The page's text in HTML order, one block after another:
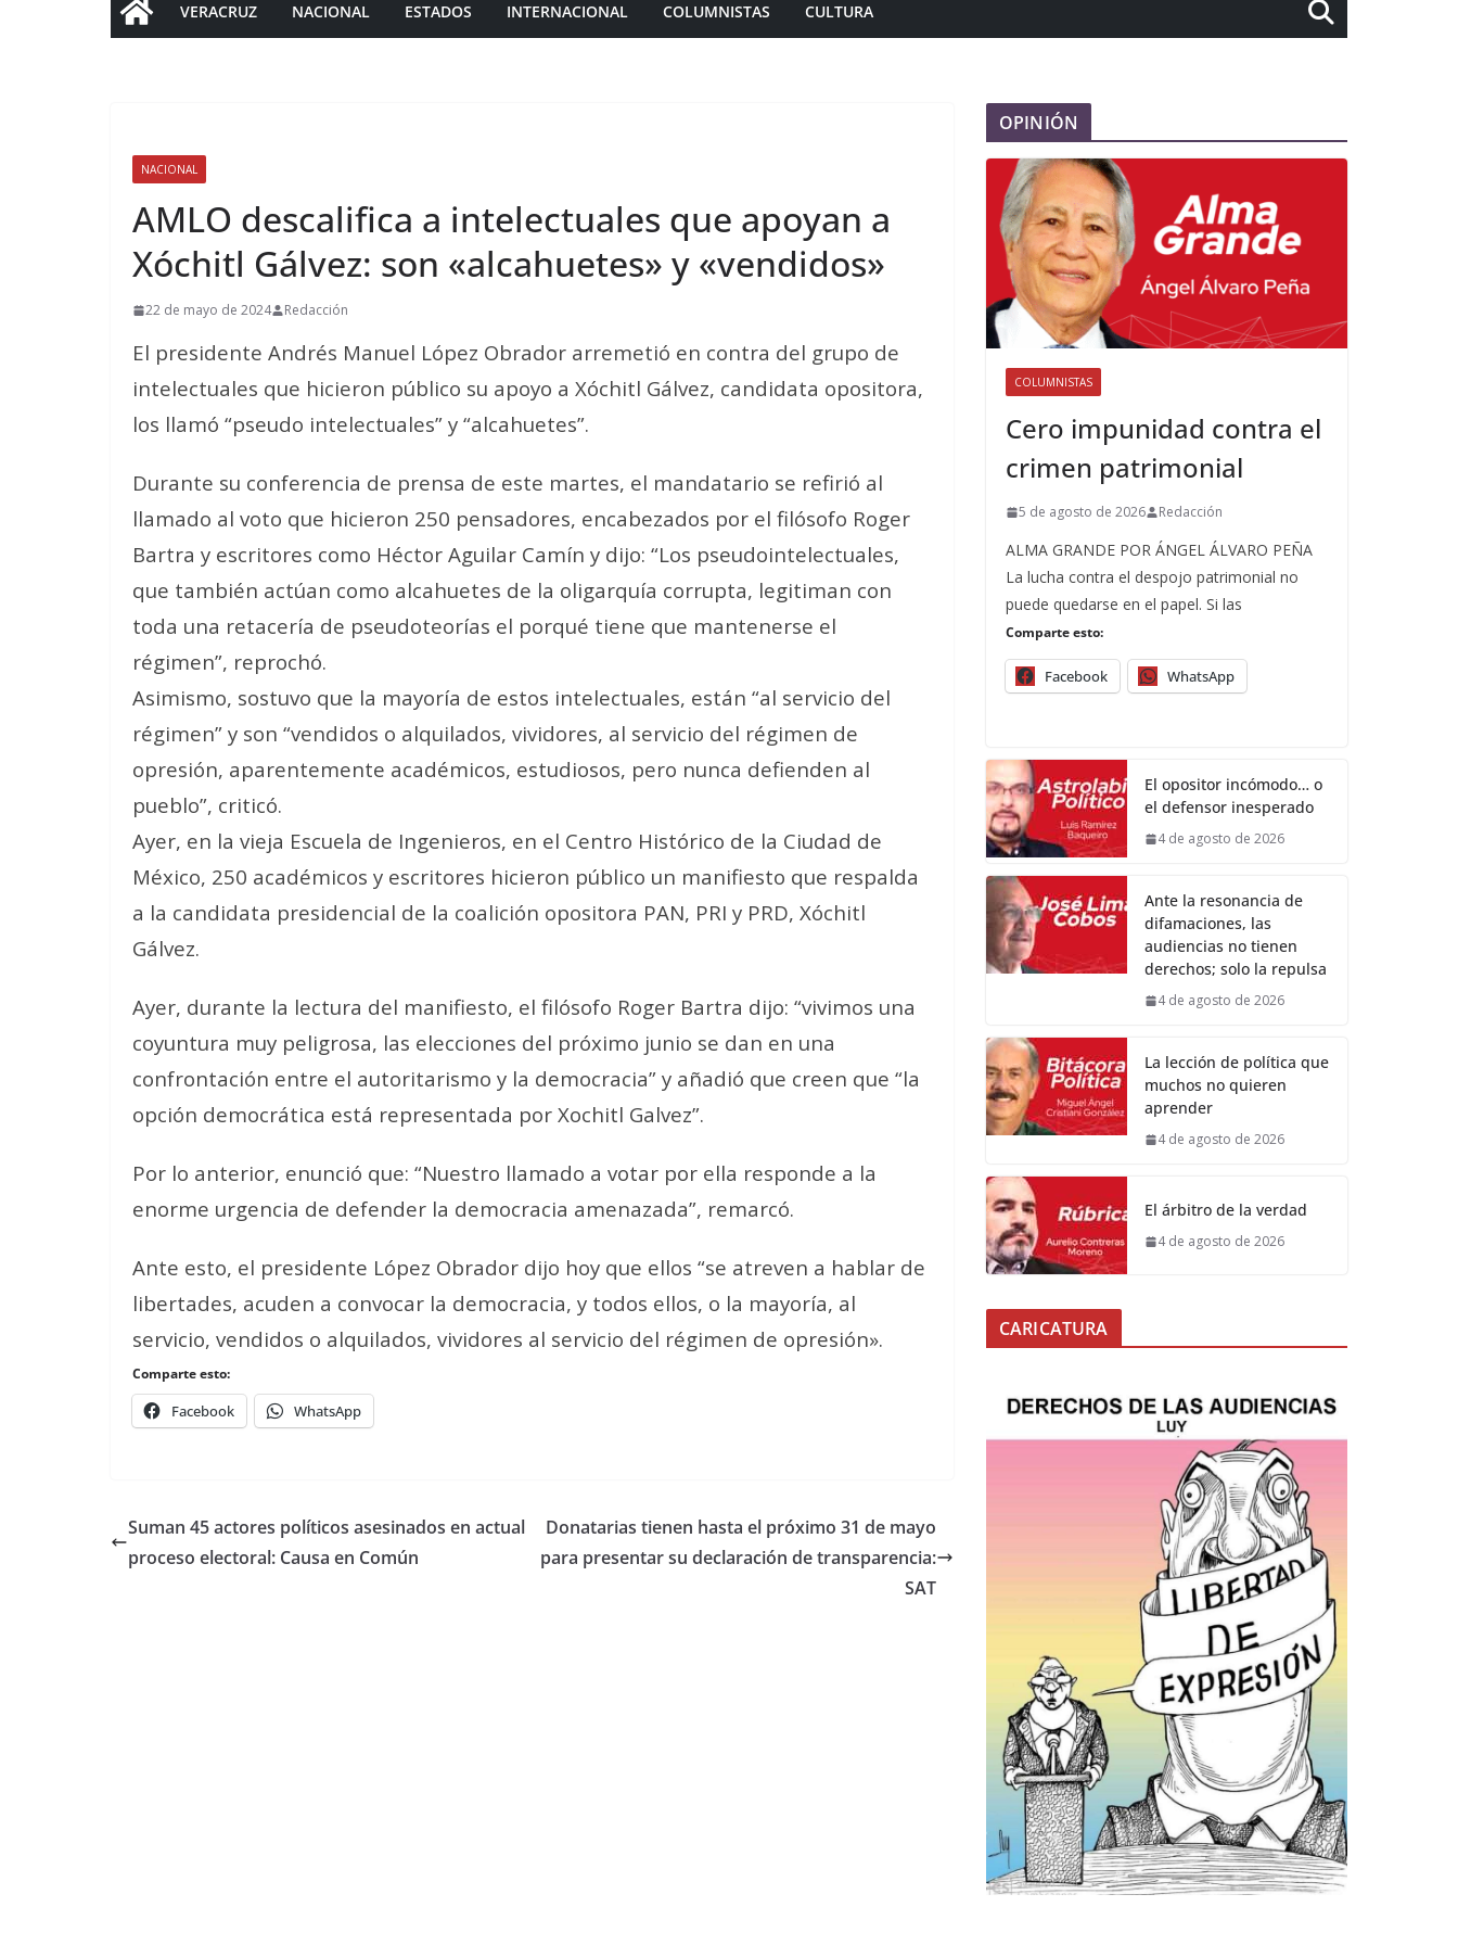
VERACRUZ NACIONAL ESTADOS INTERNACIONAL COLUMNISTAS CULTURA
NACIONAL
AMLO descalifica a intelectuales que apoyan a
Xóchitl Gálvez: son «alcahuetes» y «vendidos»
22 de mayo de 2024 Redacción
El presidente Andrés Manuel López Obrador arremetió en contra del grupo de
intelectuales que hicieron público su apoyo a Xóchitl Gálvez, candidata opositora,
los llamó “pseudo intelectuales” y “alcahuetes”.
Durante su conferencia de prensa de este martes, el mandatario se refirió al
llamado al voto que hicieron 250 pensadores, encabezados por el filósofo Roger
Bartra y escritores como Héctor Aguilar Camín y dijo: “Los pseudointelectuales,
que también actúan como alcahuetes de la oligarquía corrupta, legitiman con
toda una retacería de pseudoteorías el porqué tiene que mantenerse el
régimen”, reprochó.
Asimismo, sostuvo que la mayoría de estos intelectuales, están “al servicio del
régimen” y son “vendidos o alquilados, vividores, al servicio del régimen de
opresión, aparentemente académicos, estudiosos, pero nunca defienden al
pueblo”, criticó.
Ayer, en la vieja Escuela de Ingenieros, en el Centro Histórico de la Ciudad de
México, 250 académicos y escritores hicieron público un manifiesto que respalda
a la candidata presidencial de la coalición opositora PAN, PRI y PRD, Xóchitl
Gálvez.
Ayer, durante la lectura del manifiesto, el filósofo Roger Bartra dijo: “vivimos una
coyuntura muy peligrosa, las elecciones del próximo junio se dan en una
confrontación entre el autoritarismo y la democracia” y añadió que creen que “la
opción democrática está representada por Xochitl Galvez”.
Por lo anterior, enunció que: “Nuestro llamado a votar por ella responde a la
enorme urgencia de defender la democracia amenazada”, remarcó.
Ante esto, el presidente López Obrador dijo hoy que ellos “se atreven a hablar de
libertades, acuden a convocar la democracia, y todos ellos, o la mayoría, al
servicio, vendidos o alquilados, vividores al servicio del régimen de opresión».
Comparte esto:
Facebook WhatsApp
Suman 45 actores políticos asesinados en actual
proceso electoral: Causa en Común
Donatarias tienen hasta el próximo 31 de mayo
para presentar su declaración de transparencia:
SAT
OPINIÓN
COLUMNISTAS
Cero impunidad contra el
crimen patrimonial
5 de agosto de 2026 Redacción
ALMA GRANDE POR ÁNGEL ÁLVARO PEÑA
La lucha contra el despojo patrimonial no
puede quedarse en el papel. Si las
Comparte esto:
Facebook WhatsApp
El opositor incómodo… o
el defensor inesperado
4 de agosto de 2026
Ante la resonancia de
difamaciones, las
audiencias no tienen
derechos; solo la repulsa
4 de agosto de 2026
La lección de política que
muchos no quieren
aprender
4 de agosto de 2026
El árbitro de la verdad
4 de agosto de 2026
CARICATURA